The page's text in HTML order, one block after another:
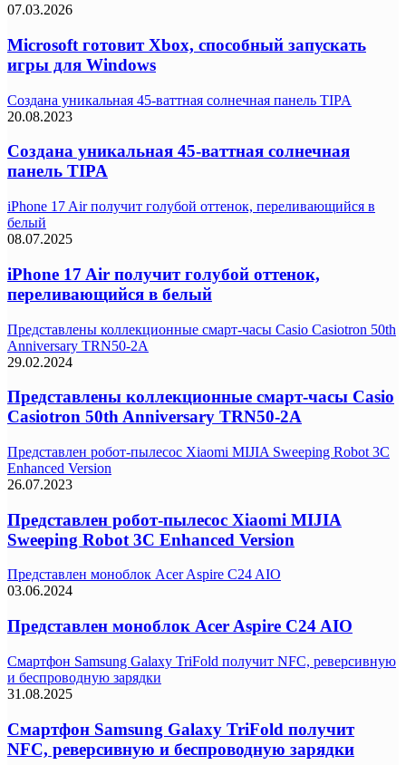
07.03.2026
Microsoft готовит Xbox, способный запускать
игры для Windows
Создана уникальная 45-ваттная солнечная панель TIPA
20.08.2023
Создана уникальная 45-ваттная солнечная
панель TIPA
iPhone 17 Air получит голубой оттенок, переливающийся в
белый
08.07.2025
iPhone 17 Air получит голубой оттенок,
переливающийся в белый
Представлены коллекционные смарт-часы Casio Casiotron 50th
Anniversary TRN50-2A
29.02.2024
Представлены коллекционные смарт-часы Casio
Casiotron 50th Anniversary TRN50-2A
Представлен робот-пылесос Xiaomi MIJIA Sweeping Robot 3C
Enhanced Version
26.07.2023
Представлен робот-пылесос Xiaomi MIJIA
Sweeping Robot 3C Enhanced Version
Представлен моноблок Acer Aspire C24 AIO
03.06.2024
Представлен моноблок Acer Aspire C24 AIO
Смартфон Samsung Galaxy TriFold получит NFC, реверсивную
и беспроводную зарядки
31.08.2025
Смартфон Samsung Galaxy TriFold получит
NFC, реверсивную и беспроводную зарядки